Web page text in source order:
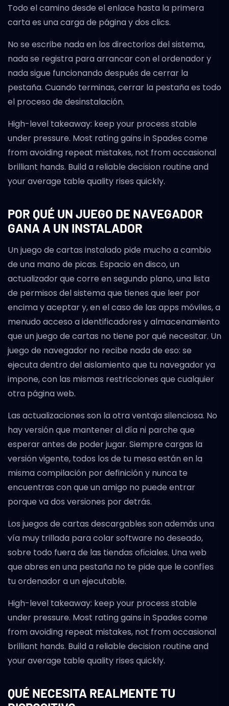
Todo el camino desde el enlace hasta la primera
carta es una carga de página y dos clics.
No se escribe nada en los directorios del sistema,
nada se registra para arrancar con el ordenador y
nada sigue funcionando después de cerrar la
pestaña. Cuando terminas, cerrar la pestaña es todo
el proceso de desinstalación.
High-level takeaway: keep your process stable
under pressure. Most rating gains in Spades come
from avoiding repeat mistakes, not from occasional
brilliant hands. Build a reliable decision routine and
your average table quality rises quickly.
POR QUÉ UN JUEGO DE NAVEGADOR
GANA A UN INSTALADOR
Un juego de cartas instalado pide mucho a cambio
de una mano de picas. Espacio en disco, un
actualizador que corre en segundo plano, una lista
de permisos del sistema que tienes que leer por
encima y aceptar y, en el caso de las apps móviles, a
menudo acceso a identificadores y almacenamiento
que un juego de cartas no tiene por qué necesitar. Un
juego de navegador no recibe nada de eso: se
ejecuta dentro del aislamiento que tu navegador ya
impone, con las mismas restricciones que cualquier
otra página web.
Las actualizaciones son la otra ventaja silenciosa. No
hay versión que mantener al día ni parche que
esperar antes de poder jugar. Siempre cargas la
versión vigente, todos los de tu mesa están en la
misma compilación por definición y nunca te
encuentras con que un amigo no puede entrar
porque va dos versiones por detrás.
Los juegos de cartas descargables son además una
vía muy trillada para colar software no deseado,
sobre todo fuera de las tiendas oficiales. Una web
que abres en una pestaña no te pide que le confíes
tu ordenador a un ejecutable.
High-level takeaway: keep your process stable
under pressure. Most rating gains in Spades come
from avoiding repeat mistakes, not from occasional
brilliant hands. Build a reliable decision routine and
your average table quality rises quickly.
QUÉ NECESITA REALMENTE TU